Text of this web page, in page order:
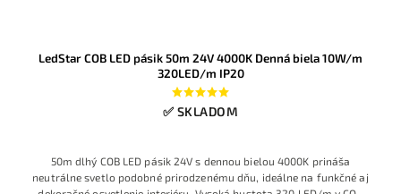
LedStar COB LED pásik 50m 24V 4000K Denná biela 10W/m
320LED/m IP20
✅ SKLADOM
50m dlhý COB LED pásik 24V s dennou bielou 4000K prináša
neutrálne svetlo podobné prirodzenému dňu, ideálne na funkčné aj